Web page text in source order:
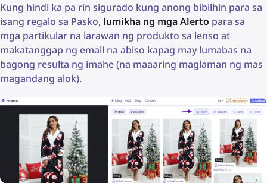
Kung hindi ka pa rin sigurado kung anong bibilhin para sa
isang regalo sa Pasko, lumikha ng mga Alerto para sa
mga partikular na larawan ng produkto sa lenso at
makatanggap ng email na abiso kapag may lumabas na
bagong resulta ng imahe (na maaaring maglaman ng mas
magandang alok).